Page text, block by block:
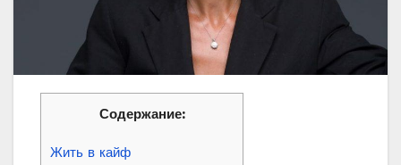
Содержание:
Жить в кайф